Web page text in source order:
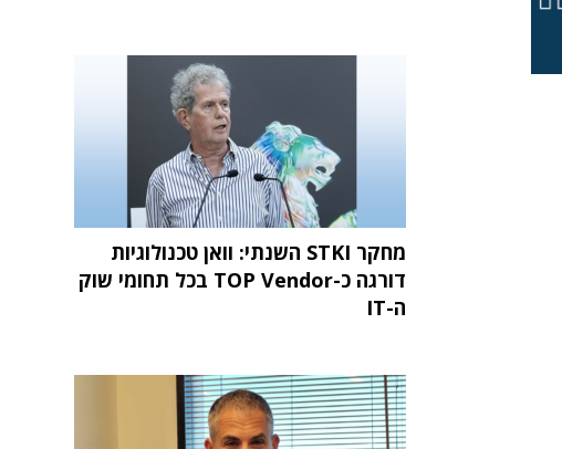
מחקר STKI השנתי: וואן טכנולוגיות
דורגה כ-TOP Vendor בכל תחומי שוק
ה-IT